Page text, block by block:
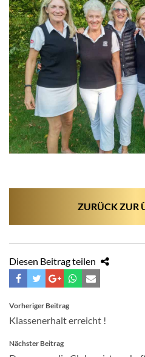
ZURÜCK ZUR
Diesen Beitrag teilen
Vorheriger Beitrag
Klassenerhalt erreicht !
Nächster Beitrag